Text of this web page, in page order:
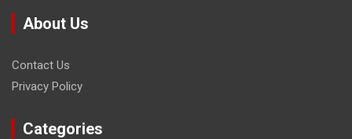
About Us
Contact Us
Privacy Policy
Categories